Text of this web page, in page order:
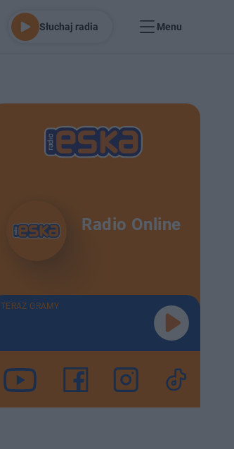
Słuchaj radia Menu
Radio Online
TERAZ GRAMY